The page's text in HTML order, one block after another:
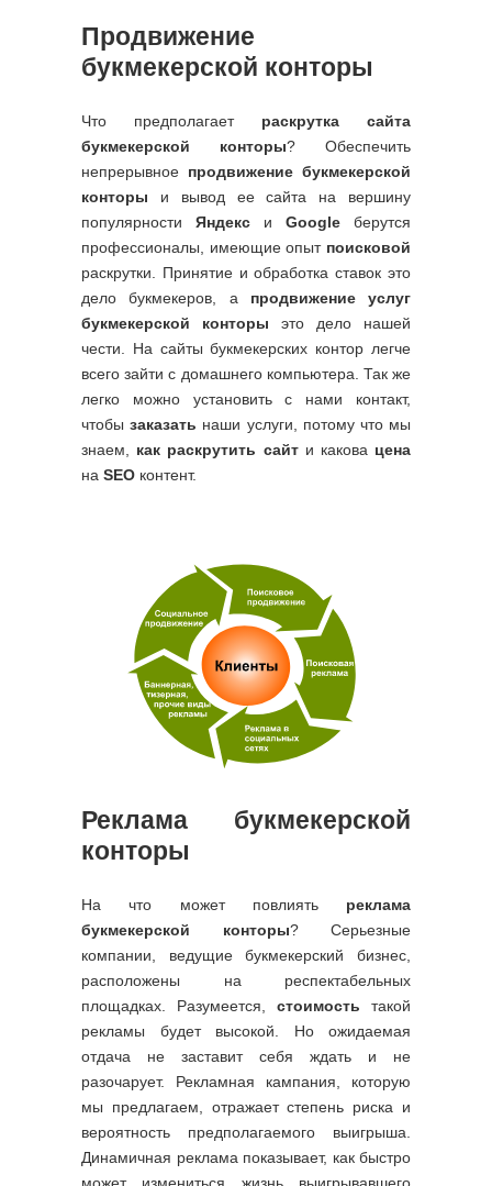
Продвижение
букмекерской конторы
Что предполагает раскрутка сайта
букмекерской конторы? Обеспечить
непрерывное продвижение букмекерской
конторы и вывод ее сайта на вершину
популярности Яндекс и Google берутся
профессионалы, имеющие опыт поисковой
раскрутки. Принятие и обработка ставок это
дело букмекеров, а продвижение услуг
букмекерской конторы это дело нашей
чести. На сайты букмекерских контор легче
всего зайти с домашнего компьютера. Так же
легко можно установить с нами контакт,
чтобызаказать наши услуги, потому что мы
знаем, как раскрутить сайти какова цена
на SEO контент.
Реклама букмекерской
конторы
На что может повлиять реклама
букмекерской конторы? Серьезные
компании, ведущие букмекерский бизнес,
расположены на респектабельных
площадках. Разумеется, стоимость такой
рекламы будет высокой. Но ожидаемая
отдача не заставит себя ждать и не
разочарует. Рекламная кампания, которую
мы предлагаем, отражает степень риска и
вероятность предполагаемого выигрыша.
Динамичная реклама показывает, как быстро